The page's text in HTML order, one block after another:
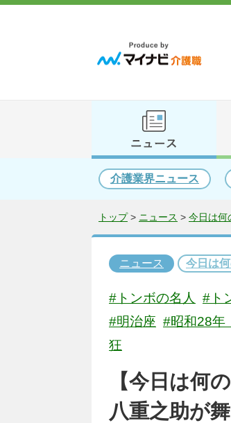
介護業界ニュース
トップ> ニュース > 今日は何
ニュース 今日は
#トンボの名人 #ト
#明治座 #昭和28年
狂
【今日は何
八重之助が